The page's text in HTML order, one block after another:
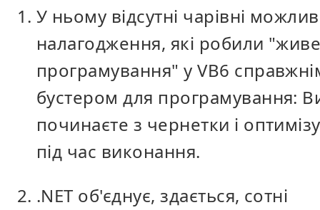
У ньому відсутні чарівні
налагодження, які робили
програмування" у VB6
бустером для програмування:
починаєте з чернетки і
під час виконання.
.NET об'єднує, здається, сотні